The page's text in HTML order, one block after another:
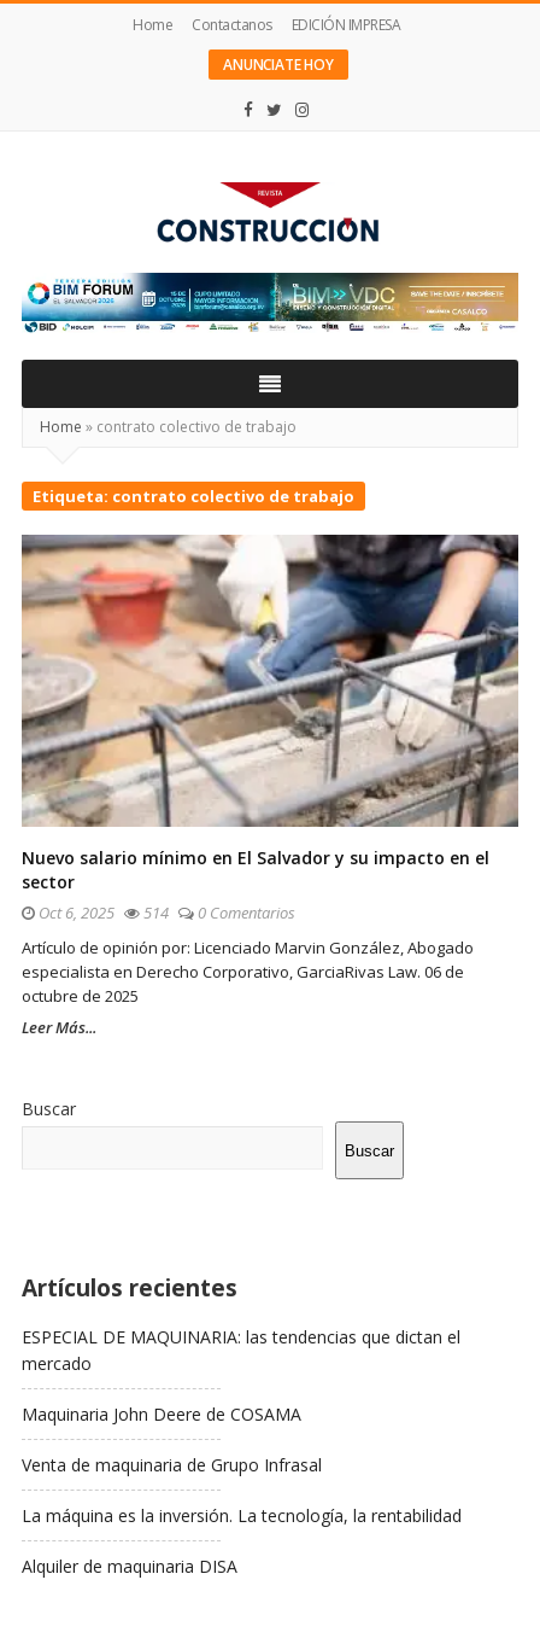
Home Contactanos
EDICIÓN IMPRESA
ANUNCIATE HOY
Construcción
Home » contrato colectivo de trabajo
Etiqueta: contrato colectivo de trabajo
Nuevo salario mínimo en El Salvador y su impacto en el
sector
Oct 6, 2025 514
0 Comentarios
Artículo de opinión por: Licenciado Marvin González, Abogado
especialista en Derecho Corporativo, GarciaRivas Law. 06 de
octubre de 2025
Leer Más...
De
La
Lateral
Buscar
Buscar
Artículos recientes
ESPECIAL DE MAQUINARIA: las tendencias que dictan el
mercado
Maquinaria John Deere de COSAMA
Venta de maquinaria de Grupo Infrasal
La máquina es la inversión. La tecnología, la rentabilidad
Alquiler de maquinaria DISA